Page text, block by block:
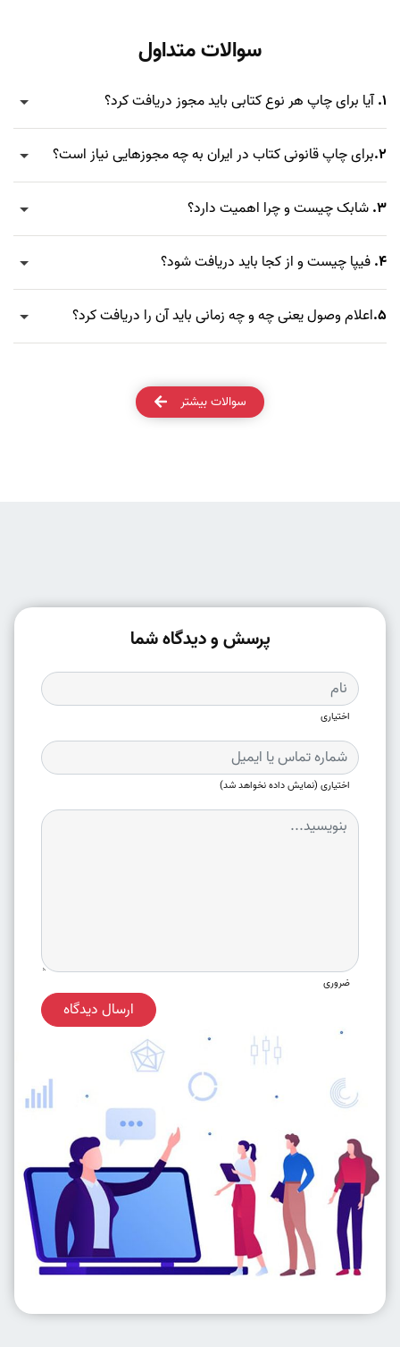
سوالات متداول
1. آیا برای چاپ هر نوع کتابی باید مجوز دریافت کرد؟
2. برای چاپ قانونی کتاب در ایران به چه مجوزهایی نیاز است؟
3. شابک چیست و چرا اهمیت دارد؟
4. فیپا چیست و از کجا باید دریافت شود؟
5. اعلام وصول یعنی چه و چه زمانی باید آن را دریافت کرد؟
سوالات بیشتر
پرسش و دیدگاه شما
اختیاری
اختیاری (نمایش داده نخواهد شد)
ضروری
ارسال دیدگاه